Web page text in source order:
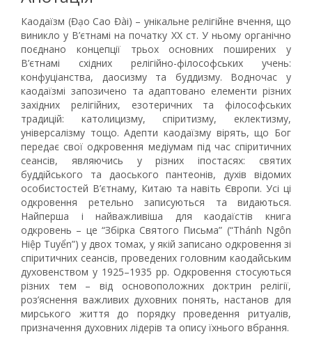
Каодаїзм (Đạo Cao Đài) – унікальне релігійне вчення, що
виникло у В’єтнамі на початку ХХ ст. У ньому органічно
поєднано концепції трьох основних поширених у
В’єтнамі східних релігійно-філософських учень:
конфуціанства, даосизму та буддизму. Водночас у
каодаїзмі запозичено та адаптовано елементи різних
західних релігійних, езотеричних та філософських
традицій: католицизму, спіритизму, еклектизму,
універсалізму тощо. Адепти каодаїзму вірять, що Бог
передає свої одкровення медіумам під час спіритичних
сеансів, являючись у різних іпостасях: святих
буддійського та даоського пантеонів, духів відомих
особистостей В’єтнаму, Китаю та навіть Європи. Усі ці
одкровення ретельно записуються та видаються.
Найперша і найважливіша для каодаїстів книга
одкровень – це “Збірка Святого Письма” (“Thánh Ngôn
Hiệp Tuyển”) у двох томах, у якій записано одкровення зі
спіритичних сеансів, проведених головним каодайським
духовенством у 1925–1935 рр. Одкровення стосуються
різних тем – від основоположних доктрин релігії,
роз’яснення важливих духовних понять, настанов для
мирського життя до порядку проведення ритуалів,
призначення духовних лідерів та опису їхнього вбрання.